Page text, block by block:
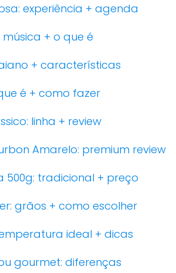
experiência + agenda
+ o que é
+ características
é + como fazer
linha + review
Amarelo: premium review
500g: tradicional + preço
grãos + como escolher
ideal + dicas
gourmet: diferenças